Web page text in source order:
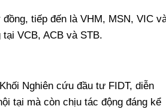
tiếp đến là VHM, MSN, VIC
VCB, ACB và STB.
Nghiên cứu đầu tư FIDT, diễn
tại mà còn chịu tác động đáng kể